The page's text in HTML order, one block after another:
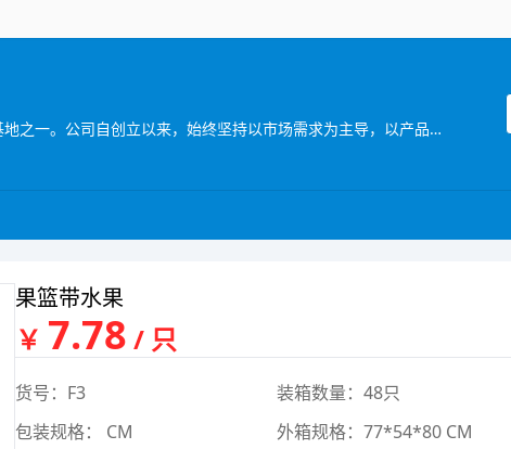
[主营]：学臣玩具厂位于广东省汕头市澄海区——中国塑料玩具生产基地之一。公司自创立以来，始终坚持以市场需求为主导，以产品质量为企业生命，研发创新以科技含量较高的产品为目标，以设计独特，功能齐全的产品特色，参与市场竞争。同时，公司还拥有一批熟悉玩具产品贸易业务、精通外贸英语的高素质业务人员，配备有电脑网络等现代化办公设施，为贸易全过程提供了优质高效的服务，受到了各地贸易伙伴的高度评价。公司一贯奉行“质量第一，诚信立业”的经营理念，确保产品符合相关的质量标准和客户要求。深受广大客户的信赖和欢迎。公司业务正蒸蒸日上。 公司本着“勇于开拓，不断创新，诚信务实，客户至上，质量第一，追求卓著”的企业理念，严格控制产品质量，不断改进创新，确保产品符合相关质量标准和客户要求，凭借自身优势及准确的市场定位，使产品更具吸引力和趣味性，倍受客户好评。以诚为本、平等合作的经营宗旨，深受各商家，消费者的信任及赞誉。“创造、技术、品质”是本公司面向21世纪的口号。 展望未来，我们正以饱满的热情，昂扬的姿态，积极致力玩具新产品的开发，全面提高企业管理层次，把公司建设成为规模化的现代化科技企业。 学臣玩具厂欢迎海内外客商到我网站浏览、查询、订购;欢迎到公司展厅直接选购!“让客户得到最满意的产品”， 竭诚希望与各海内外客户建立长期友好的合作。互惠互利，携手共创辉煌明天!
果篮带水果
￥ 7.78 / 只
货号：F3 装箱数量：48只
包装规格： CM
外箱规格：77*54*80 CM